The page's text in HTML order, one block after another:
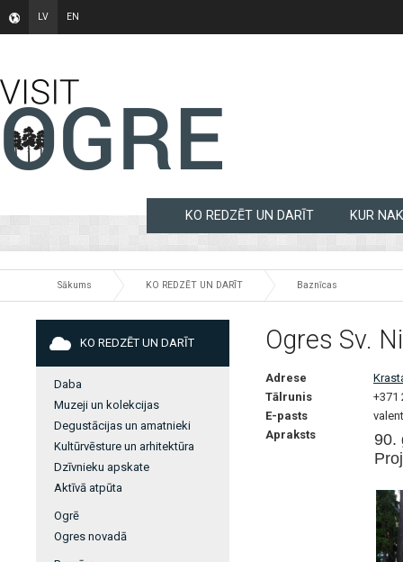
LV EN
KO REDZĒT UN DARĪT KUR
Sākums KO REDZĒT UN DARĪT Baznīcas
KO REDZĒT UN DARĪT
Daba
Muzeji un kolekcijas
Degustācijas un amatnieki
Kultūrvēsture un arhitektūra
Dzīvnieku apskate
Aktīvā atpūta
Ogrē
Ogres novadā
Ogres Sv.
Adrese
Tālrunis
+371
E-pasts
Apraksts
90.